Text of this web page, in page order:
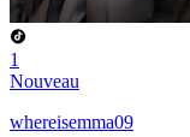
1
Nouveau
whereisemma09